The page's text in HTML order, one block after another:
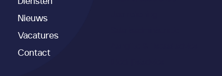
Nieuws
Vacatures
Contact